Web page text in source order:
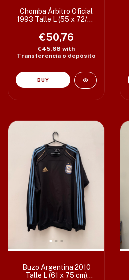
Chomba Árbitro Oficial
1993 Talle L (55 x 72/77
€50,76
€45,68 with
Transferencia o depósito
Buzo Argentina 2010
Talle L (61 x 75 cm)